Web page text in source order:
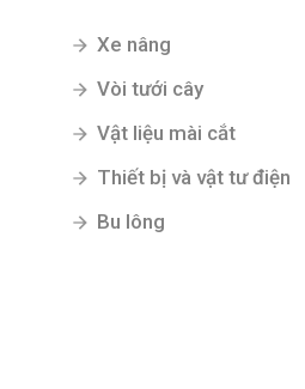
Xe nâng
Vòi tưới cây
Vật liệu mài cắt
Thiết bị và vật tư điện
Bu lông